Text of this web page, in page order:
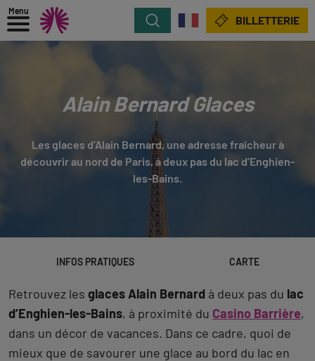
Menu
Rechercher BILLETTERIE
Alain Bernard Glaces
Les glaces d’Alain Bernard, une adresse fraîcheur à
découvrir au nord de Paris, à deux pas du lac d’Enghien-
les-Bains.
INFOS PRATIQUES CARTE
Retrouvez les glaces Alain Bernard à deux pas du lac
d’Enghien-les-Bains, à proximité du Casino Barrière,
dans un décor de vacances. Dans ce cadre, quoi de
mieux que de savourer une glace au bord du lac en